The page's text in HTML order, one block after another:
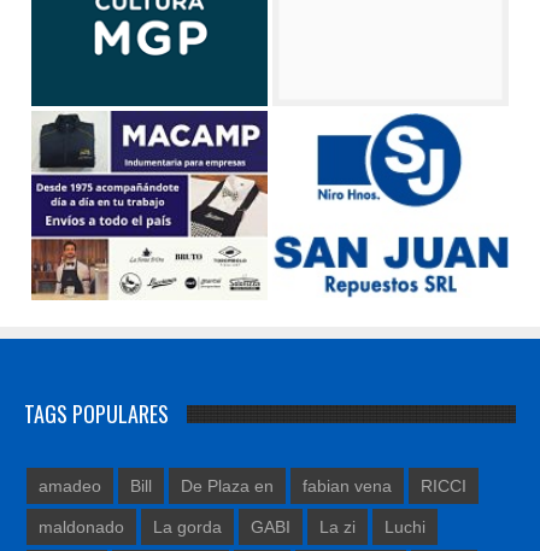
TAGS POPULARES
amadeo Bill De Plaza en fabian vena RICCI
maldonado La gorda GABI La zi Luchi